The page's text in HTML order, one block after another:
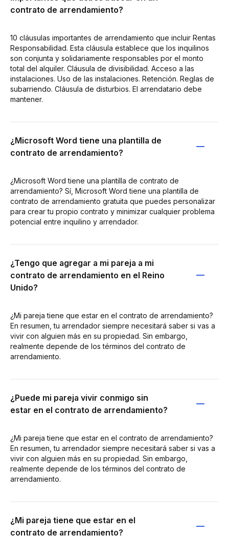
contrato de arrendamiento?
10 cláusulas importantes de arrendamiento que incluir Rentas
Responsabilidad. Esta cláusula establece que los inquilinos
son conjunta y solidariamente responsables por el monto
total del alquiler. Cláusula de divisibilidad. Acceso a las
instalaciones. Uso de las instalaciones. Retención. Reglas de
subarriendo. Cláusula de disturbios. El arrendatario debe
mantener.
¿Microsoft Word tiene una plantilla de
contrato de arrendamiento?
¿Microsoft Word tiene una plantilla de contrato de
arrendamiento? Sí, Microsoft Word tiene una plantilla de
contrato de arrendamiento gratuita que puedes personalizar
para crear tu propio contrato y minimizar cualquier problema
potencial entre inquilino y arrendador.
¿Tengo que agregar a mi pareja a mi
contrato de arrendamiento en el Reino
Unido?
¿Mi pareja tiene que estar en el contrato de arrendamiento?
En resumen, tu arrendador siempre necesitará saber si vas a
vivir con alguien más en su propiedad. Sin embargo,
realmente depende de los términos del contrato de
arrendamiento.
¿Puede mi pareja vivir conmigo sin
estar en el contrato de arrendamiento?
¿Mi pareja tiene que estar en el contrato de arrendamiento?
En resumen, tu arrendador siempre necesitará saber si vas a
vivir con alguien más en su propiedad. Sin embargo,
realmente depende de los términos del contrato de
arrendamiento.
¿Mi pareja tiene que estar en el
contrato de arrendamiento?